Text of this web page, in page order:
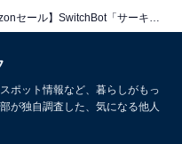
ミニ スマートコンセン
ー タイマー コンセント
コントロール
トホーム Alexa,
ポット情報など、暮らしがもっ
が独自調査した、気になる他人